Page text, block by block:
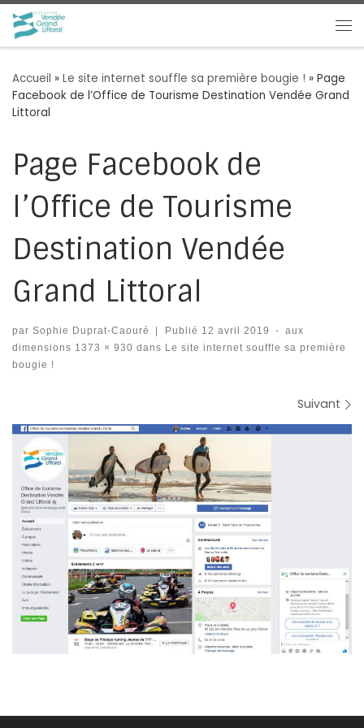
Passer au contenu
Accueil » Le site internet souffle sa première bougie ! » Page
Facebook de l’Office de Tourisme Destination Vendée Grand
Littoral
Page Facebook de
l’Office de Tourisme
Destination Vendée
Grand Littoral
par Sophie Duprat-Caouré | Publié 12 avril 2019 -
aux
dimensions 1373 × 930 dans Le site internet souffle sa première
bougie !
Suivant